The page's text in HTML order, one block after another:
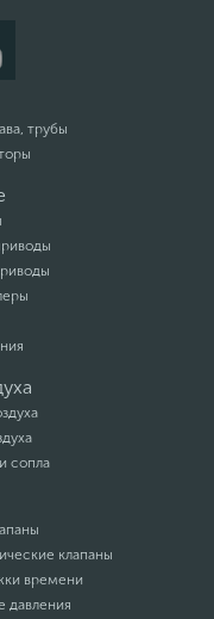
трубы
сопла
клапаны
времени
давления